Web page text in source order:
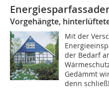
Vorgehängte,
Mit der
der Bedarf
Gedämmt
denn